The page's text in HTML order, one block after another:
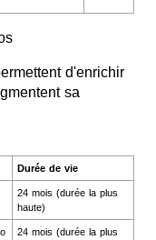
d'enrichir
sa
Durée de vie
24 mois (durée la plus
haute)
24 mois (durée la plus